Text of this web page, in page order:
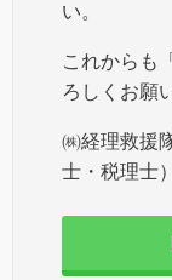
い。
これからも
ろしくお願
㈱経理救援
士・税理士）